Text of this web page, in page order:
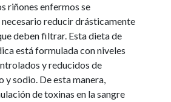
riñones enfermos se
necesario reducir drásticamente
deben filtrar. Esta dieta de
está formulada con niveles
y reducidos de
sodio. De esta manera,
de toxinas en la sangre